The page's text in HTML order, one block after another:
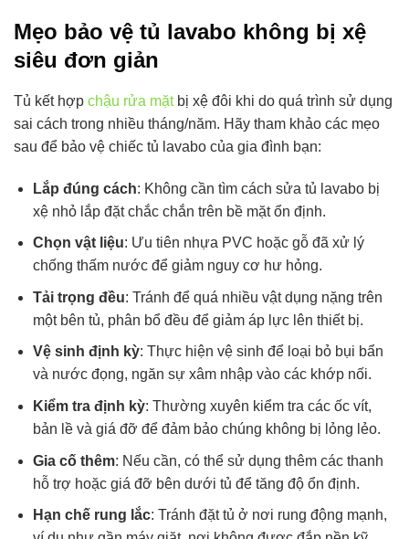
Mẹo bảo vệ tủ lavabo không bị xệ
siêu đơn giản
Tủ kết hợp chậu rửa mặtbị xệ đôi khi do quá trình sử dụng
sai cách trong nhiều tháng/năm. Hãy tham khảo các mẹo
sau để bảo vệ chiếc tủ lavabo của gia đình bạn:
Lắp đúng cách: Không cần tìm cách sửa tủ lavabo bị
xệ nhỏ lắp đặt chắc chắn trên bề mặt ổn định.
Chọn vật liệu: Ưu tiên nhựa PVC hoặc gỗ đã xử lý
chống thấm nước để giảm nguy cơ hư hỏng.
Tải trọng đều: Tránh để quá nhiều vật dụng nặng trên
một bên tủ, phân bổ đều để giảm áp lực lên thiết bị.
Vệ sinh định kỳ: Thực hiện vệ sinh để loại bỏ bụi bẩn
và nước đọng, ngăn sự xâm nhập vào các khớp nối.
Kiểm tra định kỳ: Thường xuyên kiểm tra các ốc vít,
bản lề và giá đỡ để đảm bảo chúng không bị lỏng lẻo.
Gia cố thêm: Nếu cần, có thể sử dụng thêm các thanh
hỗ trợ hoặc giá đỡ bên dưới tủ để tăng độ ổn định.
Hạn chế rung lắc: Tránh đặt tủ ở nơi rung động mạnh,